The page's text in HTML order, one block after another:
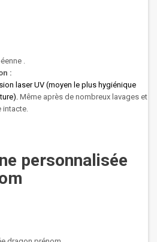
.
:
laser UV (moyen le plus hygiénique
Même après de nombreux lavages et
intacte.
personnalisée